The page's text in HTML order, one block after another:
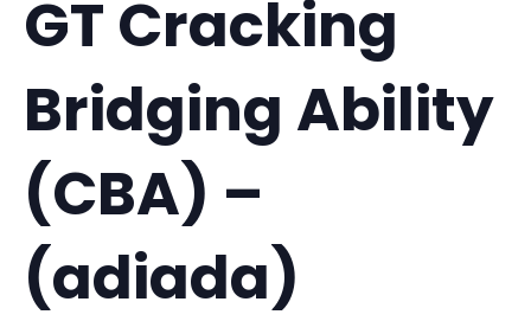
GT Cracking
Bridging Ability
(CBA) –
(adiada)